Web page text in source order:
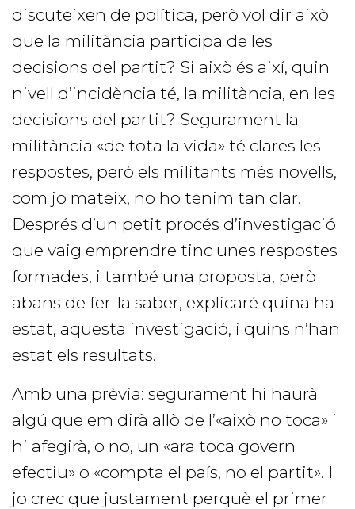
discuteixen de política, però vol dir això
que la militància participa de les
decisions del partit? Si això és així, quin
nivell d’incidència té, la militància, en les
decisions del partit? Segurament la
militància «de tota la vida» té clares les
respostes, però els militants més novells,
com jo mateix, no ho tenim tan clar.
Després d’un petit procés d’investigació
que vaig emprendre tinc unes respostes
formades, i també una proposta, però
abans de fer-la saber, explicaré quina ha
estat, aquesta investigació, i quins n’han
estat els resultats.
Amb una prèvia: segurament hi haurà
algú que em dirà allò de l’«això no toca» i
hi afegirà, o no, un «ara toca govern
efectiu» o «compta el país, no el partit». I
jo crec que justament perquè el primer